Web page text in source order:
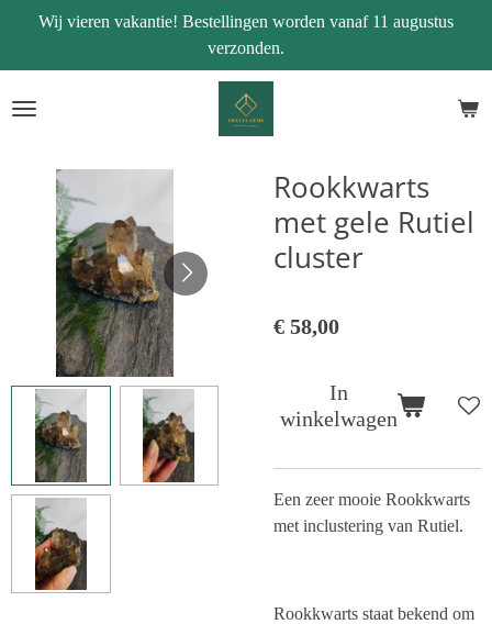
naar
de
Wij vieren vakantie! Bestellingen worden vanaf 11 augustus
verzonden.
Rookkwarts
met gele Rutiel
cluster
€ 58,00
In
winkelwagen
Een zeer mooie Rookkwarts
met inclustering van Rutiel.
Rookkwarts staat bekend om